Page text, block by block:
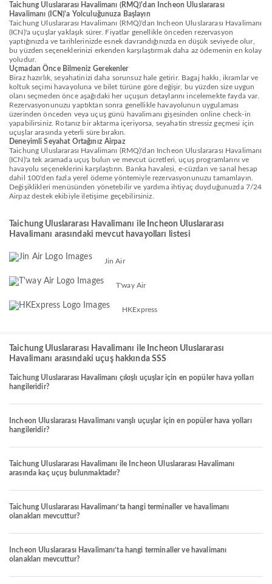
Taichung Uluslararası Havalimanı (RMQ)'dan Incheon Uluslararası
Havalimanı (ICN)'a Yolculuğunuza Başlayın
Taichung Uluslararası Havalimanı (RMQ)'dan Incheon Uluslararası Havalimanı
(ICN)'a uçuşlar yaklaşık sürer. Fiyatlar genellikle önceden rezervasyon
yaptığınızda ve tarihlerinizde esnek davrandığınızda en düşük seviyede olur,
bu yüzden seçeneklerinizi erkenden karşılaştırmak daha az ödemenin en kolay
yoludur.
Uçmadan Önce Bilmeniz Gerekenler
Biraz hazırlık, seyahatinizi daha sorunsuz hale getirir. Bagaj hakkı, ikramlar ve
koltuk seçimi havayoluna ve bilet türüne göre değişir, bu yüzden size uygun
olanı seçmeden önce aşağıdaki her uçuşun detaylarını incelemekte fayda var.
Rezervasyonunuzu yaptıktan sonra genellikle havayolunun uygulaması
üzerinden önceden veya uçuş günü havalimanı gişesinden online check-in
yapabilirsiniz. Rotanız bir aktarma içeriyorsa, seyahatin stressiz geçmesi için
uçuşlar arasında yeterli süre bırakın.
Deneyimli Seyahat Ortağınız Airpaz
Taichung Uluslararası Havalimanı (RMQ)'dan Incheon Uluslararası Havalimanı
(ICN)'a tek aramada uçuş bulun ve mevcut ücretleri, uçuş programlarını ve
havayolu seçeneklerini karşılaştırın. Banka havalesi, e-cüzdan ve sanal hesap
dahil 100'den fazla yerel ödeme yöntemiyle rezervasyonunuzu tamamlayın.
Değişiklikleri menüsünden yönetebilir ve yardıma ihtiyaç duyduğunuzda 7/24
Airpaz destek ekibiyle iletişime geçebilirsiniz.
Taichung Uluslararası Havalimanı ile Incheon Uluslararası
Havalimanı arasındaki mevcut havayolları listesi
Jin Air
T'way Air
HKExpress
Taichung Uluslararası Havalimanı ile Incheon Uluslararası
Havalimanı arasındaki uçuş hakkında SSS
Taichung Uluslararası Havalimanı çıkışlı uçuşlar için en popüler hava yolları
hangileridir?
Incheon Uluslararası Havalimanı varışlı uçuşlar için en popüler hava yolları
hangileridir?
Taichung Uluslararası Havalimanı ile Incheon Uluslararası Havalimanı
arasında kaç uçuş bulunmaktadır?
Taichung Uluslararası Havalimanı’ta hangi terminaller ve havalimanı
olanakları mevcuttur?
Incheon Uluslararası Havalimanı’ta hangi terminaller ve havalimanı
olanakları mevcuttur?